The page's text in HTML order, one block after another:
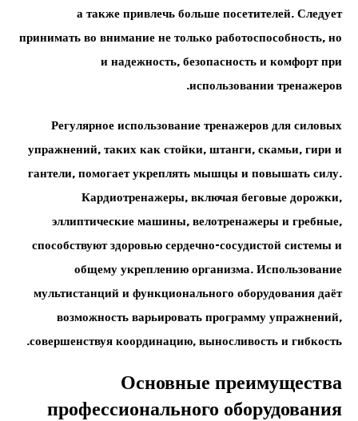
а также привлечь больше посетителей. Следует
принимать во внимание не только работоспособность, но
и надежность, безопасность и комфорт при
использовании тренажеров.
Регулярное использование тренажеров для силовых
упражнений, таких как стойки, штанги, скамьи, гири и
гантели, помогает укреплять мышцы и повышать силу.
Кардиотренажеры, включая беговые дорожки,
эллиптические машины, велотренажеры и гребные,
способствуют здоровью сердечно-сосудистой системы и
общему укреплению организма. Использование
мультистанций и функционального оборудования даёт
возможность варьировать программу упражнений,
совершенствуя координацию, выносливость и гибкость.
Основные преимущества
профессионального оборудования